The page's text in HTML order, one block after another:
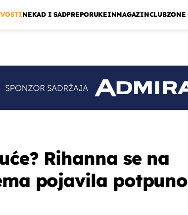
NEKAD I SADPREPORUKEINMAGAZINCLUBZONE
Rihanna se na
pojavila potpuno